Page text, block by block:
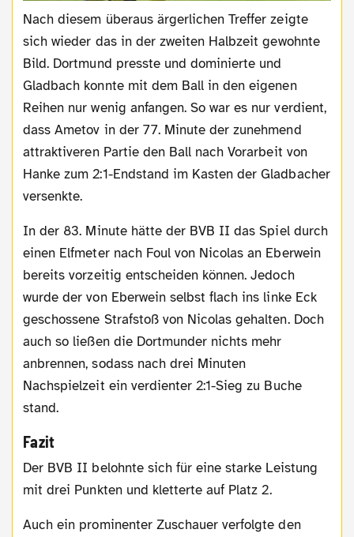
Nach diesem überaus ärgerlichen Treffer zeigte
sich wieder das in der zweiten Halbzeit gewohnte
Bild. Dortmund presste und dominierte und
Gladbach konnte mit dem Ball in den eigenen
Reihen nur wenig anfangen. So war es nur verdient,
dass Ametov in der 77. Minute der zunehmend
attraktiveren Partie den Ball nach Vorarbeit von
Hanke zum 2:1-Endstand im Kasten der Gladbacher
versenkte.
In der 83. Minute hätte der BVB II das Spiel durch
einen Elfmeter nach Foul von Nicolas an Eberwein
bereits vorzeitig entscheiden können. Jedoch
wurde der von Eberwein selbst flach ins linke Eck
geschossene Strafstoß von Nicolas gehalten. Doch
auch so ließen die Dortmunder nichts mehr
anbrennen, sodass nach drei Minuten
Nachspielzeit ein verdienter 2:1-Sieg zu Buche
stand.
Fazit
Der BVB II belohnte sich für eine starke Leistung
mit drei Punkten und kletterte auf Platz 2.
Auch ein prominenter Zuschauer verfolgte den